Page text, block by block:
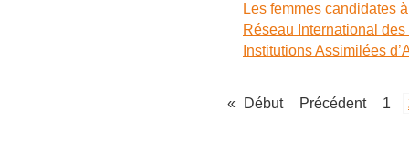
Les femmes candidates
Réseau International
Institutions Assimilées
« Début Précédent 1